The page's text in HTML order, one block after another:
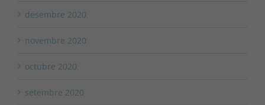
desembre 2020
novembre 2020
octubre 2020
setembre 2020